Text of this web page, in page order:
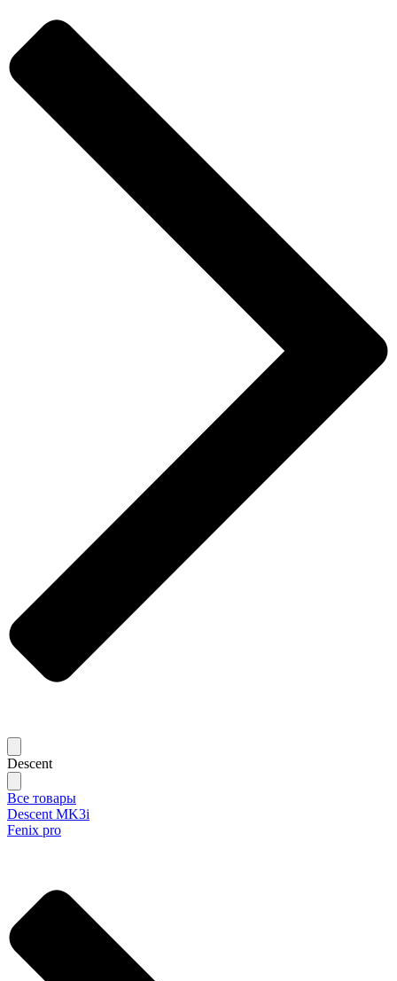
Descent
Все товары
Descent MK3i
Fenix pro